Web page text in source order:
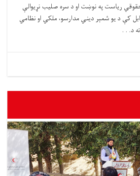
ریاست په نوښت او د سره صلیب نړیوالې
کې د یو شمېر دیني مدارسو، ملکي او نظامي